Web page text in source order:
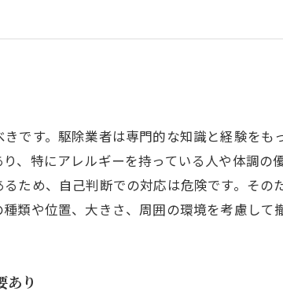
です。駆除業者は専門的な知識と経験を
、特にアレルギーを持っている人や体調
ため、自己判断での対応は危険です。そ
類や位置、大きさ、周囲の環境を考慮して
あり